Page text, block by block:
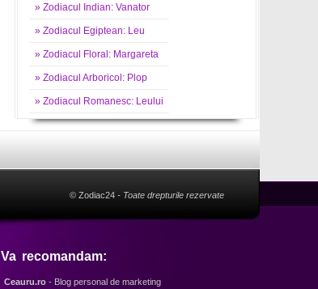
» Zodiacul Indian: Vanator
» Zodiacul Egiptean: Leu
» Zodiacul Floral: Margareta
» Zodiacul Arboricol: Plop
» Zodiacul Romanesc: Leului
© Zodiac24 - Toate drepturile rezervate
Va recomandam:
Ceauru.ro - Blog personal de marketing